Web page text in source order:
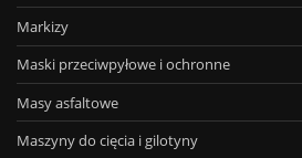
Markizy
Maski przeciwpyłowe i ochronne
Masy asfaltowe
Maszyny do cięcia i gilotyny